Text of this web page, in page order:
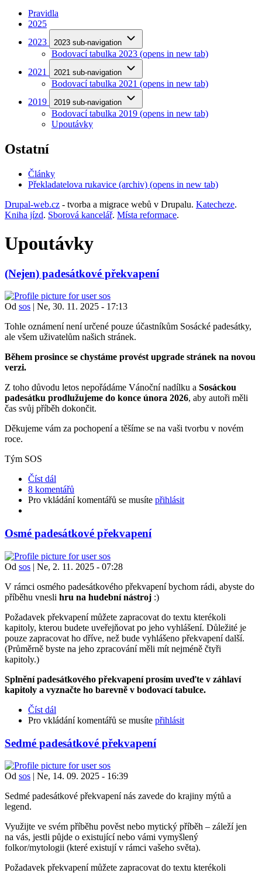
Pravidla
2025
2023
2023 sub-navigation
Bodovací tabulka 2023 (opens in new tab)
2021
2021 sub-navigation
Bodovací tabulka 2021 (opens in new tab)
2019
2019 sub-navigation
Bodovací tabulka 2019 (opens in new tab)
Upoutávky
Ostatní
Články
Překladatelova rukavice (archiv) (opens in new tab)
Drupal-web.cz - tvorba a migrace webů v Drupalu. Katecheze.
Kniha jízd. Sborová kancelář. Místa reformace.
Upoutávky
(Nejen) padesátkové překvapení
Od sos | Ne, 30. 11. 2025 - 17:13
Tohle oznámení není určené pouze účastníkům Sosácké padesátky,
ale všem uživatelům našich stránek.
Během prosince se chystáme provést upgrade stránek na novou
verzi.
Z toho důvodu letos nepořádáme Vánoční nadílku a Sosáckou
padesátku prodlužujeme do konce února 2026, aby autoři měli
čas svůj příběh dokončit.
Děkujeme vám za pochopení a těšíme se na vaši tvorbu v novém
roce.
Tým SOS
Číst dál
8 komentářů
Pro vkládání komentářů se musíte přihlásit
Osmé padesátkové překvapení
Od sos | Ne, 2. 11. 2025 - 07:28
V rámci osmého padesátkového překvapení bychom rádi, abyste do
příběhu vnesli hru na hudební nástroj :)
Požadavek překvapení můžete zapracovat do textu kterékoli
kapitoly, kterou budete uveřejňovat po jeho vyhlášení. Důležité je
pouze zapracovat ho dříve, než bude vyhlášeno překvapení další.
(Průměrně byste na jeho zpracování měli mít nejméně čtyři
kapitoly.)
Splnění padesátkového překvapení prosím uveďte v záhlaví
kapitoly a vyznačte ho barevně v bodovací tabulce.
Číst dál
Pro vkládání komentářů se musíte přihlásit
Sedmé padesátkové překvapení
Od sos | Ne, 14. 09. 2025 - 16:39
Sedmé padesátkové překvapení nás zavede do krajiny mýtů a
legend.
Využijte ve svém příběhu pověst nebo mytický příběh – záleží jen
na vás, jestli půjde o existující nebo vámi vymyšlený
folkor/mytologii (které existují v rámci vašeho světa).
Požadavek překvapení můžete zapracovat do textu kterékoli